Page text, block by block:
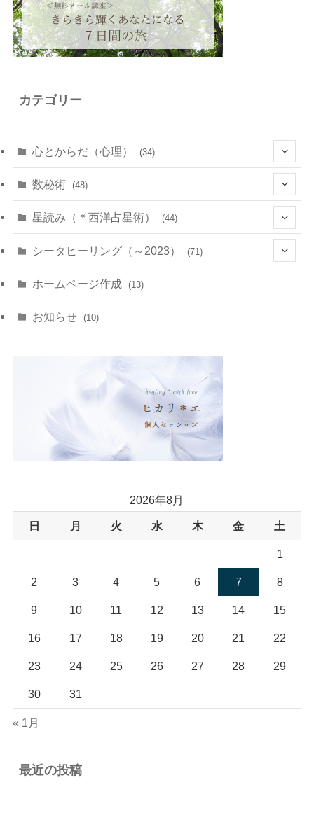
カテゴリー
心とからだ（心理） (34)
(1)
(22)
(7)
(4)
(7)
数秘術 (48)
(11)
(10)
星読み（＊西洋占星術） (44)
(11)
(8)
シータヒーリング（～2023） (71)
(14)
(18)
ホームページ作成 (13)
お知らせ (10)
2026年8月
日 月 火 水 木 金 土
1
2 3 4 5 6 7 8
9 10 11 12 13 14 15
16 17 18 19 20 21 22
23 24 25 26 27 28 29
30 31
« 1月
最近の投稿